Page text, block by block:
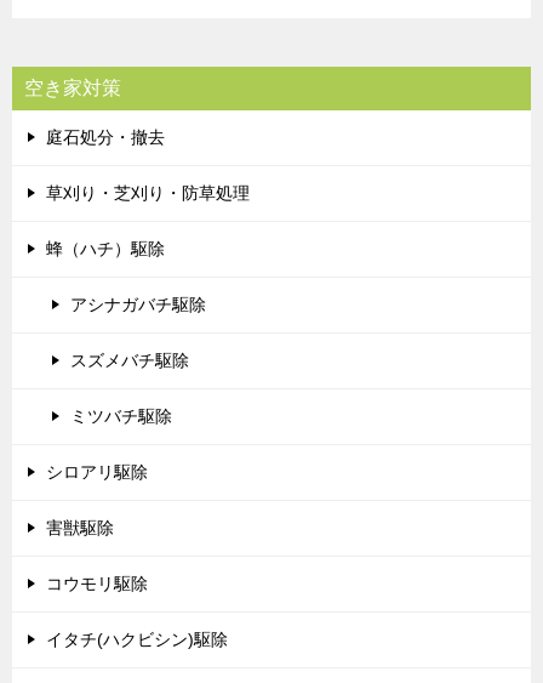
空き家対策
庭石処分・撤去
草刈り・芝刈り・防草処理
蜂（ハチ）駆除
アシナガバチ駆除
スズメバチ駆除
ミツバチ駆除
シロアリ駆除
害獣駆除
コウモリ駆除
イタチ(ハクビシン)駆除